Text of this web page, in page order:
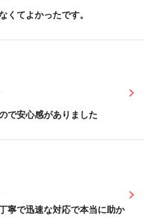
くてよかったです。
で安心感がありました
寧で迅速な対応で本当に助か